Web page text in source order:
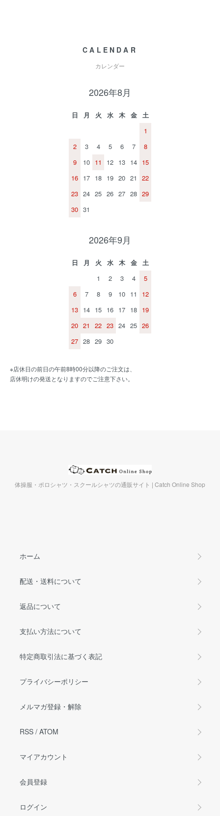
CALENDAR
カレンダー
2026年8月
日 月 火 水 木 金
土
1
2
3 4 5 6 7
8
9
10 11 12 13 14 15
16 17 18 19 20 21
22
23 24 25 26 27 28 29
30 31
2026年9月
日 月 火 水 木 金
土
1
2 3 4
5
6
7 8 9 10 11
12
13 14 15 16 17 18 19
20 21 22 23 24 25 26
27 28 29 30
※店休日の前日の午前8時00分以降のご注文は、
店休明けの発送となりますのでご注意下さい。
体操服・ポロシャツ・スクールシャツの通販サイト | Catch Online Shop
ホーム
配送・送料について
返品について
支払い方法について
特定商取引法に基づく表記
プライバシーポリシー
メルマガ登録・解除
RSS / ATOM
マイアカウント
会員登録
ログイン